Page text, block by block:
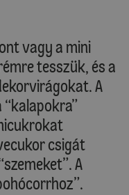
vagy a mini
tesszük, és a
A
csigát
A